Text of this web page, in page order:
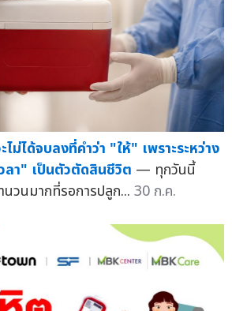
ไม่ได้จบลงที่คำว่า "ให้" เพราะระหว่าง
ลา" เป็นตัวตัดสินชีวิต — ทุกวันนี้
วนมากที่รอการปลูก... 30 ก.ค.